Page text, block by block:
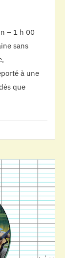
– 1 h 00
sans
à une
que